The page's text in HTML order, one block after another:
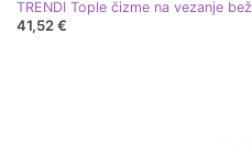
TRENDI Tople čizme na vezanje bež
41,52 €